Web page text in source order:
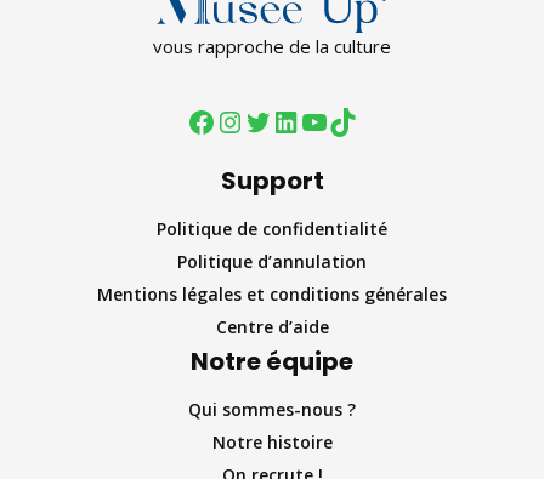
vous rapproche de la culture
Support
Politique de confidentialité
Politique d’annulation
Mentions légales et conditions générales
Centre d’aide
Notre équipe
Qui sommes-nous ?
Notre histoire